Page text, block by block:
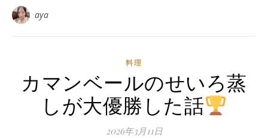
aya
料理
カマンベールのせいろ蒸
しが大優勝した話
2026年3月11日